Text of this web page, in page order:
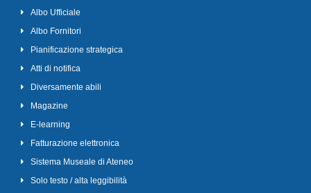
Albo Ufficiale
Albo Fornitori
Pianificazione strategica
Atti di notifica
Diversamente abili
Magazine
E-learning
Fatturazione elettronica
Sistema Museale di Ateneo
Solo testo / alta leggibilità